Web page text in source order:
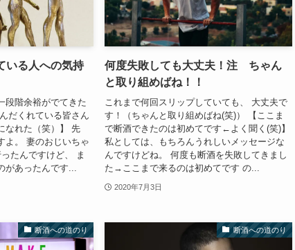
いる人への気持
段階余裕がでてきた
だくれている皆さん
なれた（笑）】 先
よ。 妻のおじいちゃ
たんですけど、 ま
があったんです...
何度失敗しても大丈夫！注 ちゃん
と取り組めばね！！
これまで何回スリップしていても、 大丈夫で
す！（ちゃんと取り組めばね(笑)） 【ここま
で断酒できたのは初めてです←よく聞く(笑)】
私としては、もちろんうれしいメッセージな
んですけどね。 何度も断酒を失敗してきまし
た→ここまで来るのは初めてです の...
2020年7月3日
断酒への道のり 断酒への道のり